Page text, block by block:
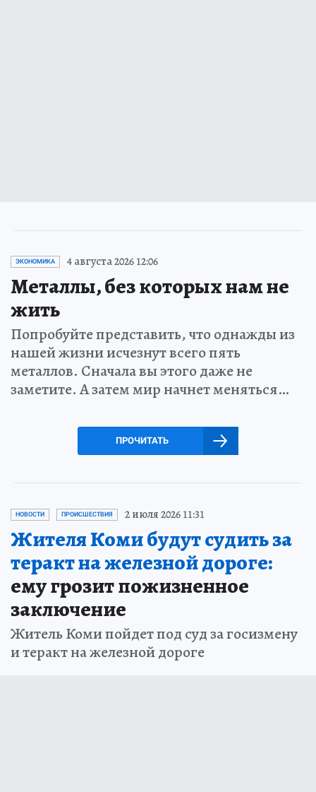
ЭКОНОМИКА 4 августа 2026 12:06
Металлы, без которых нам не
жить
Попробуйте представить, что однажды из
нашей жизни исчезнут всего пять
металлов. Сначала вы этого даже не
заметите. А затем мир начнет меняться…
ПРОЧИТАТЬ
НОВОСТИ ПРОИСШЕСТВИЯ 2 июля 2026 11:31
Жителя Коми будут судить за
теракт на железной дороге:
ему грозит пожизненное
заключение
Житель Коми пойдет под суд за госизмену
и теракт на железной дороге